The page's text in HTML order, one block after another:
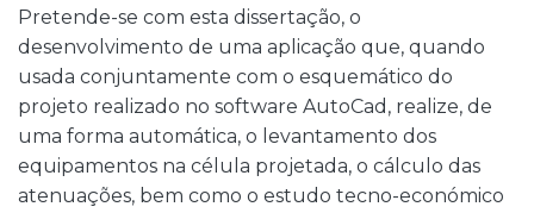
Pretende-se com esta dissertação, o
desenvolvimento de uma aplicação que, quando
usada conjuntamente com o esquemático do
projeto realizado no software AutoCad, realize, de
uma forma automática, o levantamento dos
equipamentos na célula projetada, o cálculo das
atenuações, bem como o estudo tecno-económico